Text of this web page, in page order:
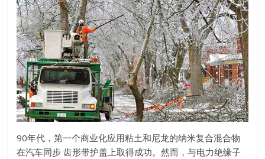
90年代，第一个商业化应用粘土和尼龙的纳米复合混合物
在汽车同步 齿形带护盖上取得成功。然而，与电力绝缘子